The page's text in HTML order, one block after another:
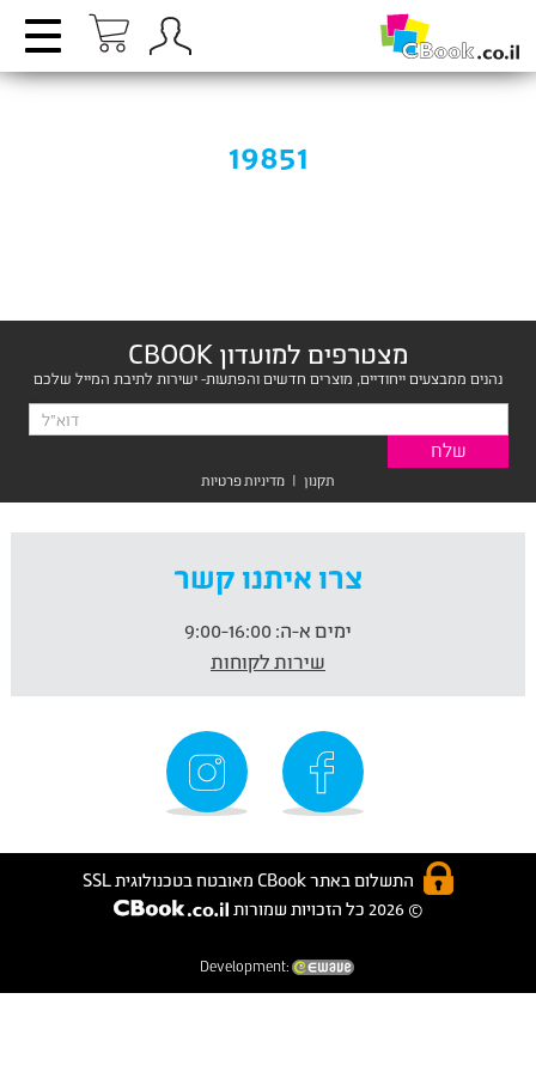
19851
מצטרפים למועדון CBOOK
נהנים ממבצעים ייחודיים, מוצרים חדשים והפתעות- ישירות לתיבת המייל שלכם
תקנון | מדיניות פרטיות
צרו איתנו קשר
ימים א-ה:
שירות לקוחות
התשלום באתר CBook מאובטח בטכנולוגית SSL
© 2026 כל הזכויות שמורות
Development: